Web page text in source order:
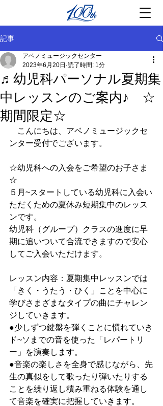
記事
♬幼児科パーソナル夏期集
中レッスンのご案内♪ ☆
期間限定☆
アベノミュージックセンター
2023年6月20日 読了時間: 1分
こんにちは、アベノミュージックセ
ンター受付でございます。
☆幼児科への入会をご希望のお子さま
☆
５月~スタートしている幼児科に入会い
ただくための夏休み短期集中のレッス
ンです。
幼児科（グループ）クラスの進度に早
期に追いついて合流できますので安心
してご入会いただけます。
レッスン内容：夏期集中レッスンでは
「きく・うたう・ひく」ことを中心に
学びさまざまなタイプの曲にチャレン
ジしていきます。
●少しずつ鍵盤を弾くことに慣れていき
ド~ソまでの音を使った「レパートリ
ー」を演奏します。
●音楽の楽しさを全身で感じながら、先
生の真似をして歌ったり弾いたりする
ことを繰り返し積み重ねる体験を通し
て音楽を確実に把握していきます。